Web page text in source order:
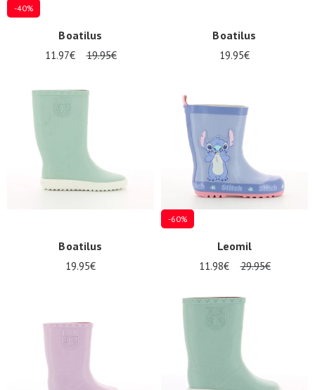
-40%
Boatilus
11.97€ 19.95€
Boatilus
19.95€
Boatilus
19.95€
-60%
Leomil
11.98€ 29.95€